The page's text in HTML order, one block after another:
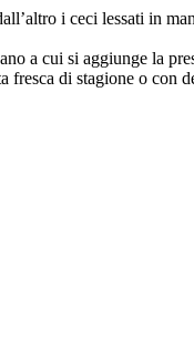
i ceci lessati in
a cui si aggiunge la
fresca di stagione o con